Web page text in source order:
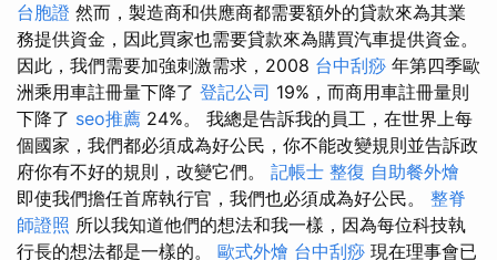
台胞證 然而，製造商和供應商都需要額外的貸款來為其業
務提供資金，因此買家也需要貸款來為購買汽車提供資金。
因此，我們需要加強刺激需求，2008 台中刮痧 年第四季歐
洲乘用車註冊量下降了 登記公司 19%，而商用車註冊量則
下降了 seo推薦 24%。 我總是告訴我的員工，在世界上每
個國家，我們都必須成為好公民，你不能改變規則並告訴政
府你有不好的規則，改變它們。 記帳士 整復 自助餐外燴
即使我們擔任首席執行官，我們也必須成為好公民。 整脊
師證照 所以我知道他們的想法和我一樣，因為每位科技執
行長的想法都是一樣的。 歐式外燴 台中刮痧 現在理事會已